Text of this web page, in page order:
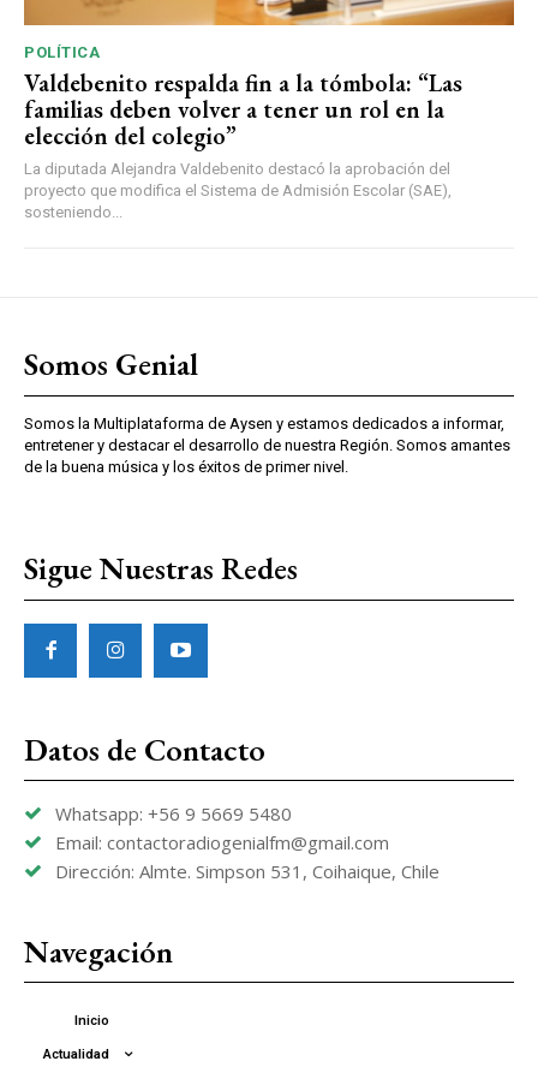
POLÍTICA
Valdebenito respalda fin a la tómbola: “Las
familias deben volver a tener un rol en la
elección del colegio”
La diputada Alejandra Valdebenito destacó la aprobación del
proyecto que modifica el Sistema de Admisión Escolar (SAE),
sosteniendo...
Somos Genial
Somos la Multiplataforma de Aysen y estamos dedicados a informar,
entretener y destacar el desarrollo de nuestra Región. Somos amantes
de la buena música y los éxitos de primer nivel.
Sigue Nuestras Redes
Datos de Contacto
Whatsapp: +56 9 5669 5480
Email: contactoradiogenialfm@gmail.com
Dirección: Almte. Simpson 531, Coihaique, Chile
Navegación
Inicio
Actualidad